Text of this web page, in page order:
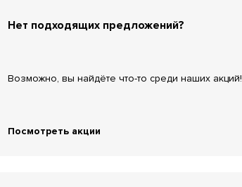
Нет подходящих предложений?
Возможно, вы найдёте что-то среди наших акций!
Посмотреть акции